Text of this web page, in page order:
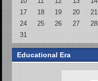
17
18 19 20 21
24
25 26 27 28
31
Educational Era